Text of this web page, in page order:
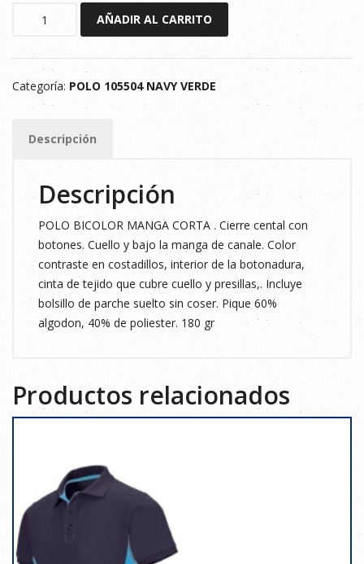
BICOLOR
105504
AZUL
NAVY/VERDE
2XL
AÑADIR AL CARRITO
Categoría: POLO 105504 NAVY VERDE
Descripción
Descripción
POLO BICOLOR MANGA CORTA . Cierre cental con
botones. Cuello y bajo la manga de canale. Color
contraste en costadillos, interior de la botonadura,
cinta de tejido que cubre cuello y presillas,. Incluye
bolsillo de parche suelto sin coser. Pique 60%
algodon, 40% de poliester. 180 gr
Productos relacionados